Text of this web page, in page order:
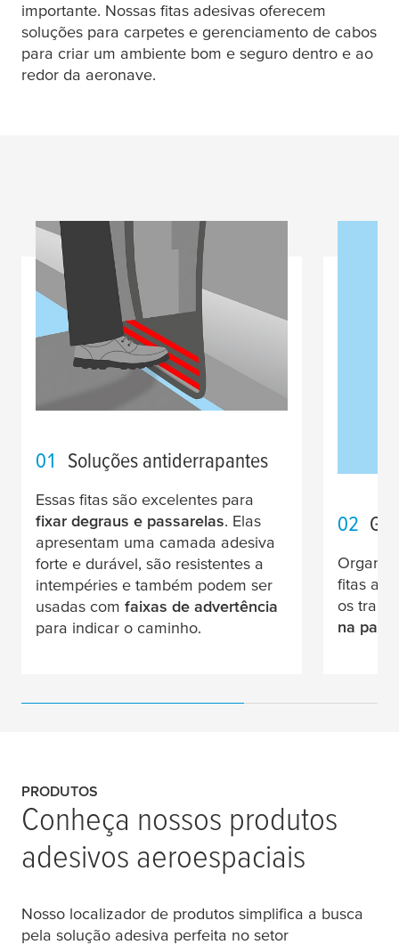
importante. Nossas fitas adesivas oferecem
soluções para carpetes e gerenciamento de cabos
para criar um ambiente bom e seguro dentro e ao
redor da aeronave.
01 Soluções antiderrapantes
Essas fitas são excelentes para
fixar degraus e passarelas. Elas
apresentam uma camada adesiva
forte e durável, são resistentes a
intempéries e também podem ser
usadas com faixas de advertência
para indicar o caminho.
02
fitas
os
na
PRODUTOS
Conheça nossos produtos
adesivos aeroespaciais
Nosso localizador de produtos simplifica a busca
pela solução adesiva perfeita no setor